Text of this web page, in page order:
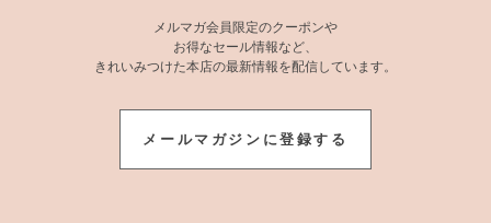
メルマガ会員限定のクーポンや
お得なセール情報など、
きれいみつけた本店の最新情報を配信しています。
メールマガジンに登録する